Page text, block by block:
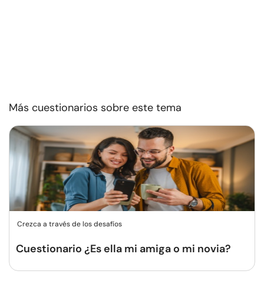
Más cuestionarios sobre este tema
Crezca a través de los desafíos
Cuestionario ¿Es ella mi amiga o mi novia?